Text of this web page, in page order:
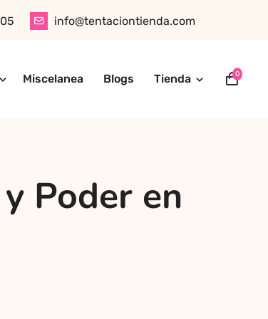
info@tentaciontienda.com
Miscelanea Blogs Tienda 0
Poder en